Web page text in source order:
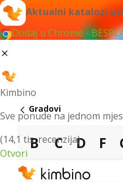
Aktualni katalozi
Dodaj u Chrome -
Kimbino
Sve ponude na jednom
(14,1 tis. recenzija)
Otvori
Gradovi
B C D F
M
N O